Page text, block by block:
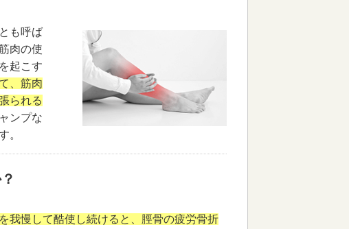
も呼ば
肉の使
起こす
、筋肉
られる
ンプな
。
我慢して酷使し続けると、脛骨の疲労骨折